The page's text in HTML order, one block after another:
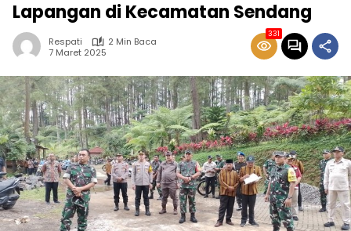
Lapangan di Kecamatan Sendang
Respati
2 Min Baca
7 Maret 2025
331